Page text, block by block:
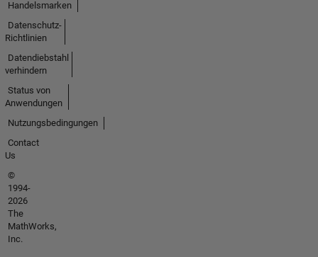
Handelsmarken
Datenschutz-
Richtlinien
Datendiebstahl
verhindern
Status von
Anwendungen
Nutzungsbedingungen
Contact
Us
©
1994-
2026
The
MathWorks,
Inc.